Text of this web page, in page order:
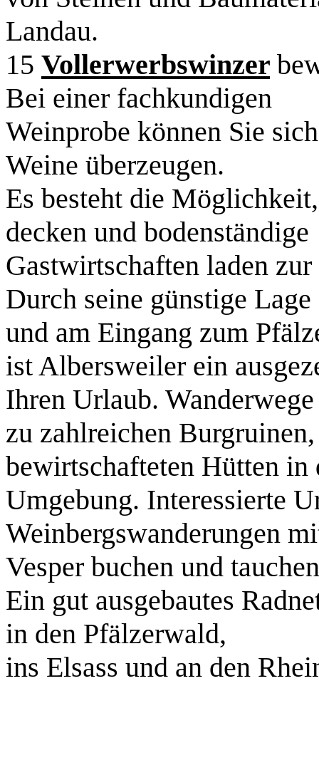
Landau.
15 Vollerwerbswinzer
Bei einer fachkundigen
Weinprobe können Sie
Weine überzeugen.
Es besteht die
decken und bodenständige
Gastwirtschaften laden
Durch seine günstige
und am Eingang zum
ist Albersweiler ein
Ihren Urlaub.
zu zahlreichen
bewirtschafteten Hütten in
Umgebung. Interessierte
Weinbergswanderungen
Vesper buchen und
Ein gut ausgebautes
in den Pfälzerwald,
ins Elsass und an den